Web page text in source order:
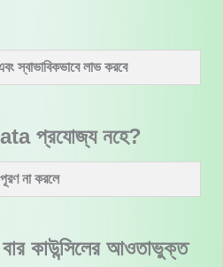
স্বাভাবিকভাবে লাভ করবে
প্রযোজ্য নহে?
পূরণ না করলে
কাউন্সিলের আওতাভুক্ত